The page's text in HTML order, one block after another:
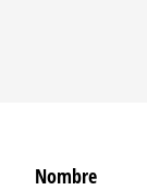
Nombre